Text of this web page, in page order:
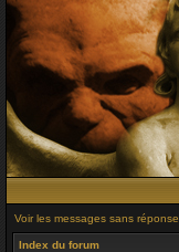
Voir les messages sans
Index du forum